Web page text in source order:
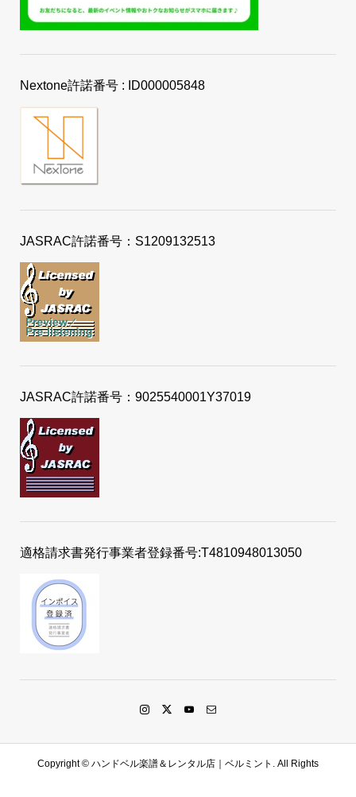
Nextone許諾番号 : ID000005848
JASRAC許諾番号：S1209132513
JASRAC許諾番号：9025540001Y37019
適格請求書発行事業者登録番号:T4810948013050
Copyright © ハンドベル楽譜＆レンタル店｜ベルミント. All Rights